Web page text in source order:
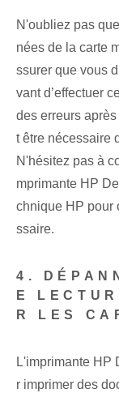
N'oubliez pas
nées de la carte
ssurer que vous
vant d’effectuer
des erreurs
t être nécessaire
N'hésitez pas à
mprimante HP
chnique HP pour
ssaire.
4.
E
R LES
L'imprimante HP
r imprimer des